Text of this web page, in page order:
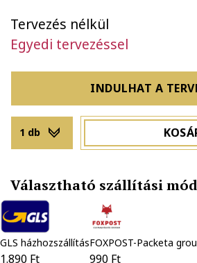
Tervezés nélkül
Egyedi tervezéssel
INDULHAT A
1 db
Választható szállítási
GLS házhozszállítás
1.890 Ft
FOXPOST-Packeta
990 Ft